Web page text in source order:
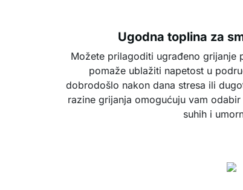
Ugodna toplina za
Možete prilagoditi ugrađeno grijanje
pomaže ublažiti napetost u
dobrodošlo nakon dana stresa ili
razine grijanja omogućuju vam
suhih i